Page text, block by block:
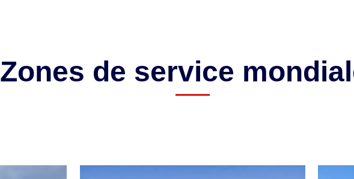
Zones de service